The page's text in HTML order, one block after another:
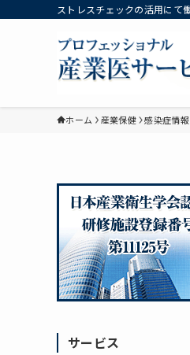
ストレスチェックの活用にて
ホーム 産業保健 感染症情報
サービス